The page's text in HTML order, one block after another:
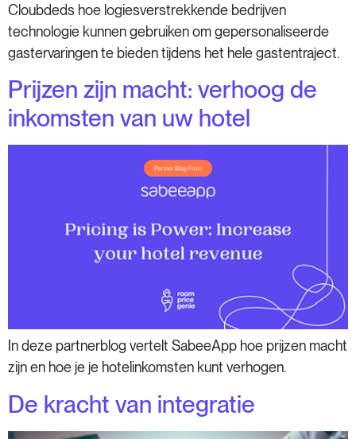
Cloubdeds hoe logiesverstrekkende bedrijven
technologie kunnen gebruiken om gepersonaliseerde
gastervaringen te bieden tijdens het hele gastentraject.
Prijzen zijn macht: verhoog de
inkomsten van uw hotel
In deze partnerblog vertelt SabeeApp hoe prijzen macht
zijn en hoe je je hotelinkomsten kunt verhogen.
De kracht van integratie